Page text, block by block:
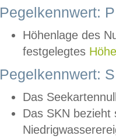
Pegelkennwert:
Höhenlage des
festgelegtes
Pegelkennwert:
Das
Das SKN